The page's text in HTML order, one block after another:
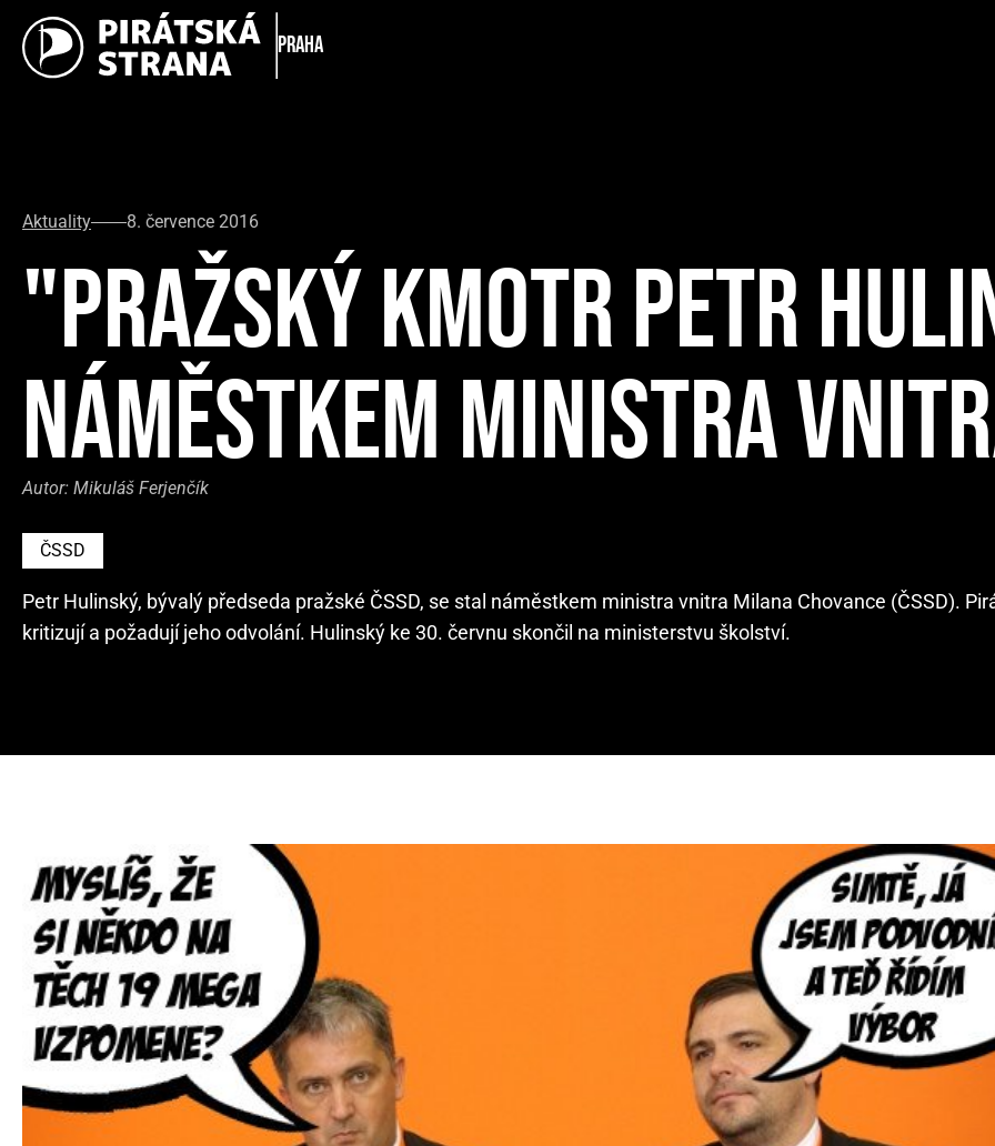
Praha
Aktuality 8. července 2016
"PRAŽSKÝ KMOTR PETR
NÁMĚSTKEM MINISTRA
Autor: Mikuláš Ferjenčík
ČSSD
Petr Hulinský, bývalý předseda pražské ČSSD, se stal náměstkem ministra vnitra Milana Chovance (ČSSD).
kritizují a požadují jeho odvolání. Hulinský ke 30. červnu skončil na ministerstvu školství.